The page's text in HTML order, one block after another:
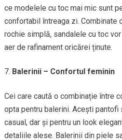
ce modelele cu toc mai mic sunt
confortabil întreaga zi. Combinate
rochie simplă, sandalele cu toc
aer de rafinament oricărei ținute.
Balerinii – Confortul feminin
Cei care caută o combinație între
opta pentru balerini. Acești pantofi
casual, dar și pentru un look
detaliile alese. Balerinii din piele